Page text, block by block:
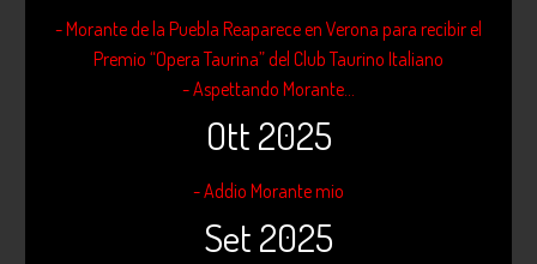
- Morante de la Puebla Reaparece en Verona para recibir el
Premio “Opera Taurina” del Club Taurino Italiano
- Aspettando Morante...
Ott 2025
- Addio Morante mio
Set 2025